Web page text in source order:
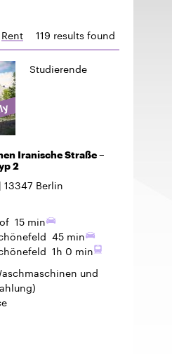
Rent 119 results found
Studierende
Iranische Straße –
2
13347 Berlin
15 min
45 min
1h 0 min
und